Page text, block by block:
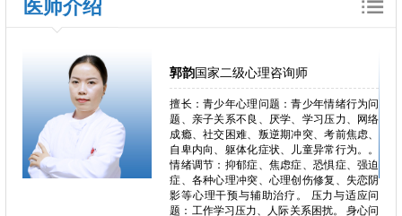
医师介绍
问
郭韵国家二级心理咨询师
擅长：青少年心理问题：青少年情绪行为问
题、亲子关系不良、厌学、学习压力、网络
成瘾、社交困难、叛逆期冲突、考前焦虑、
自卑内向、躯体化症状、儿童异常行为。。
情绪调节：抑郁症、焦虑症、恐惧症、强迫
症、各种心理冲突、心理创伤修复、失恋阴
影等心理干预与辅助治疗。 压力与适应问
题：工作学习压力、人际关系困扰。 身心问